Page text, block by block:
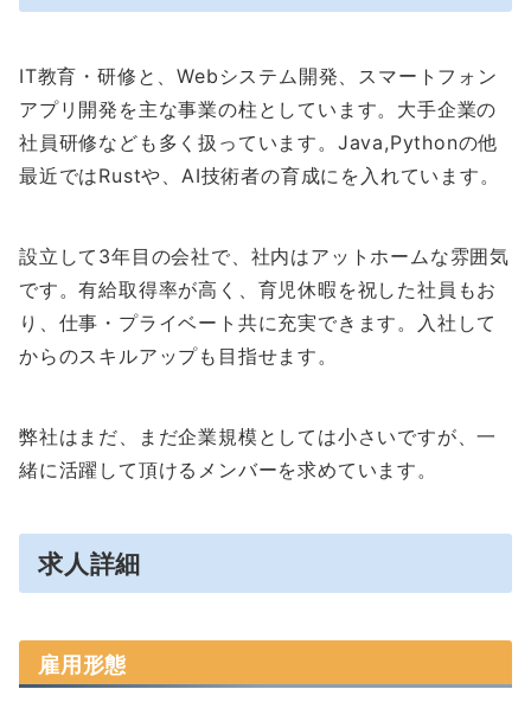
IT教育・研修と、Webシステム開発、スマートフォン
アプリ開発を主な事業の柱としています。大手企業の
社員研修なども多く扱っています。Java,Pythonの他
最近ではRustや、AI技術者の育成にを入れています。
設立して3年目の会社で、社内はアットホームな雰囲気
です。有給取得率が高く、育児休暇を祝した社員もお
り、仕事・プライベート共に充実できます。入社して
からのスキルアップも目指せます。
弊社はまだ、まだ企業規模としては小さいですが、一
緒に活躍して頂けるメンバーを求めています。
求人詳細
雇用形態